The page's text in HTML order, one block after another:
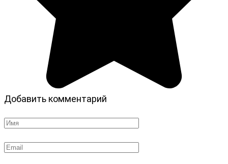
Добавить комментарий
Имя
Email